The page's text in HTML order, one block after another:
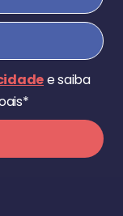
e saiba